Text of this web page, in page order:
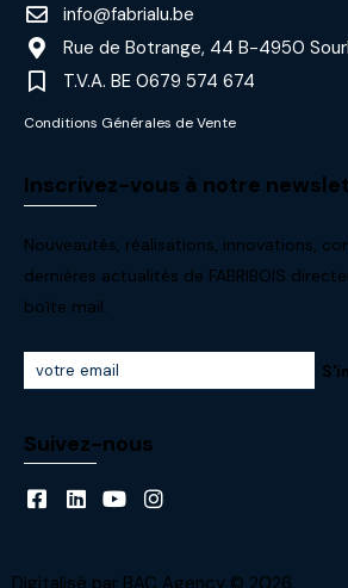
info@fabrialu.be
Rue de Botrange, 44 B-4950
T.V.A. BE 0679 574 674
Conditions Générales de Vente
Inscrivez-vous à notre
Nouveautés, réalisations, innovations,
dernières actualités de FABRIBOIS
boîte mail.
Suivez-nous
Digitalisé par BAC Agency © 2026.